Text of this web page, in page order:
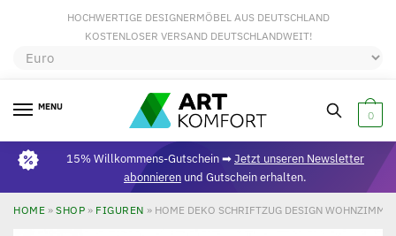
HOCHWERTIGE DESIGNERMÖBEL AUS DEUTSCHLAND
KOSTENLOSER VERSAND DEUTSCHLANDWEIT!
MENU
0
15% Willkommens-Gutschein ➡Jetzt unseren Newsletter
abonnieren und Gutschein erhalten.
HOME » SHOP » FIGUREN » HOME DEKO SCHRIFTZUG DESIGN